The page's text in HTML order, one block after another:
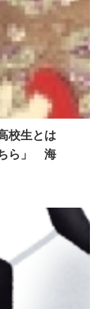
校生とは
ら」 海